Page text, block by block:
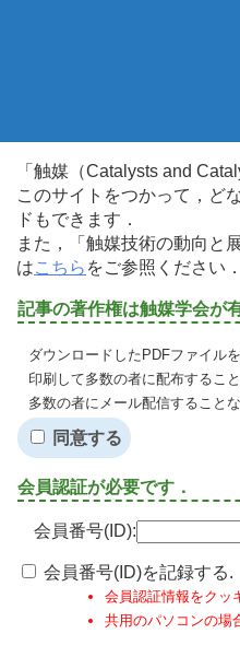
「触媒（Catalysts and
このサイトをつかって，ど
ドもできます．
また，「触媒技術の動向と
はこちら をご参照ください．
記事の著作権は触媒学会が
ダウンロードしたPDFファイル
印刷して多数の者に配布するこ
多数の者にメール配信すること
同意する
会員認証が必要です．
会員番号(ID):
会員番号(ID)を記録する.
会員認証情報をクッ
共用のパソコンの場